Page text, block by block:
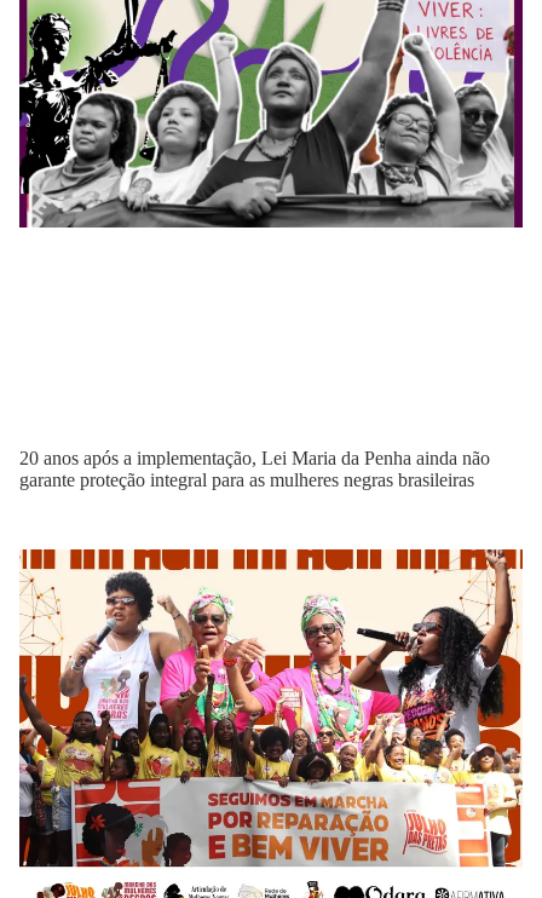
20 anos após a implementação, Lei Maria da Penha ainda não
garante proteção integral para as mulheres negras brasileiras